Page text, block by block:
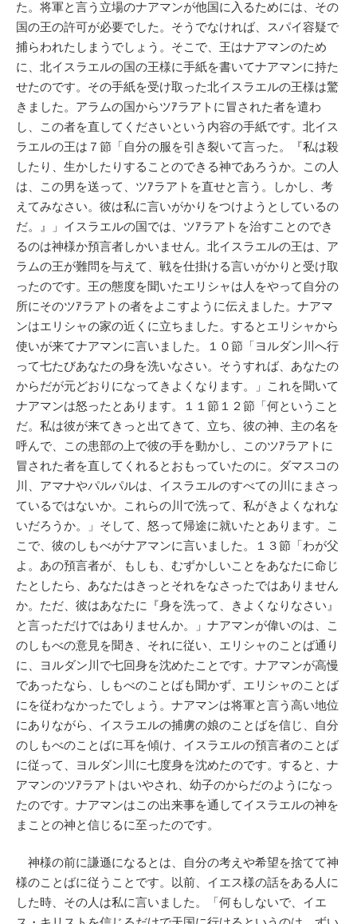
た。将軍と言う立場のナアマンが他国に入るためには、その
国の王の許可が必要でした。そうでなければ、スパイ容疑で
捕らわれたしまうでしょう。そこで、王はナアマンのため
に、北イスラエルの国の王様に手紙を書いてナアマンに持た
せたのです。その手紙を受け取った北イスラエルの王様は驚
きました。アラムの国からツｱラアトに冒された者を遣わ
し、この者を直してくださいという内容の手紙です。北イス
ラエルの王は７節「自分の服を引き裂いて言った。『私は殺
したり、生かしたりすることのできる神であろうか。この人
は、この男を送って、ツｱラアトを直せと言う。しかし、考
えてみなさい。彼は私に言いがかりをつけようとしているの
だ。』」イスラエルの国では、ツｱラアトを治すことのでき
るのは神様か預言者しかいません。北イスラエルの王は、ア
ラムの王が難問を与えて、戦を仕掛ける言いがかりと受け取
ったのです。王の態度を聞いたエリシャは人をやって自分の
所にそのツｱラアトの者をよこすように伝えました。ナアマ
ンはエリシャの家の近くに立ちました。するとエリシャから
使いが来てナアマンに言いました。１０節「ヨルダン川へ行
って七たびあなたの身を洗いなさい。そうすれば、あなたの
からだが元どおりになってきよくなります。」これを聞いて
ナアマンは怒ったとあります。１１節１２節「何ということ
だ。私は彼が来てきっと出てきて、立ち、彼の神、主の名を
呼んで、この患部の上で彼の手を動かし、このツｱラアトに
冒された者を直してくれるとおもっていたのに。ダマスコの
川、アマナやパルパルは、イスラエルのすべての川にまさっ
ているではないか。これらの川で洗って、私がきよくなれな
いだろうか。」そして、怒って帰途に就いたとあります。こ
こで、彼のしもべがナアマンに言いました。１３節「わが父
よ。あの預言者が、もしも、むずかしいことをあなたに命じ
たとしたら、あなたはきっとそれをなさったではありません
か。ただ、彼はあなたに『身を洗って、きよくなりなさい』
と言っただけではありませんか。」ナアマンが偉いのは、こ
のしもべの意見を聞き、それに従い、エリシャのことば通り
に、ヨルダン川で七回身を沈めたことです。ナアマンが高慢
であったなら、しもべのことばも聞かず、エリシャのことば
にを従わなかったでしょう。ナアマンは将軍と言う高い地位
にありながら、イスラエルの捕虜の娘のことばを信じ、自分
のしもべのことばに耳を傾け、イスラエルの預言者のことば
に従って、ヨルダン川に七度身を沈めたのです。すると、ナ
アマンのツｱラアトはいやされ、幼子のからだのようになっ
たのです。ナアマンはこの出来事を通してイスラエルの神を
まことの神と信じるに至ったのです。
神様の前に謙遜になるとは、自分の考えや希望を捨てて神
様のことばに従うことです。以前、イエス様の話をある人に
した時、その人は私に言いました。「何もしないで、イエ